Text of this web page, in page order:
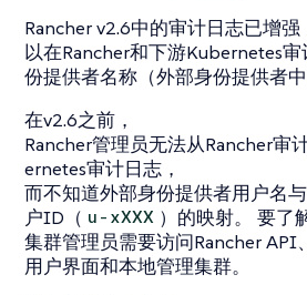
Rancher v2.6中的审计日志已增强
以在Rancher和下游Kubernetes
份提供者名称（外部身份提供者
在v2.6之前，
Rancher管理员无法从Rancher审
ernetes审计日志，
而不知道外部身份提供者用户名
户ID（ u-xXXX ）的映射。 要了
集群管理员需要访问Rancher API、
用户界面和本地管理集群。